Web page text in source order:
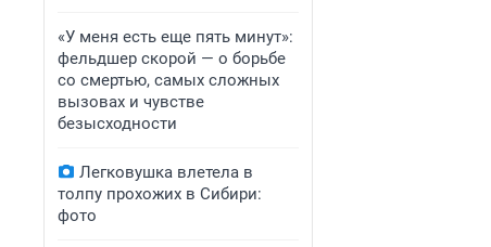
«У меня есть еще пять минут»:
фельдшер скорой — о борьбе
со смертью, самых сложных
вызовах и чувстве
безысходности
Легковушка влетела в
толпу прохожих в Сибири:
фото